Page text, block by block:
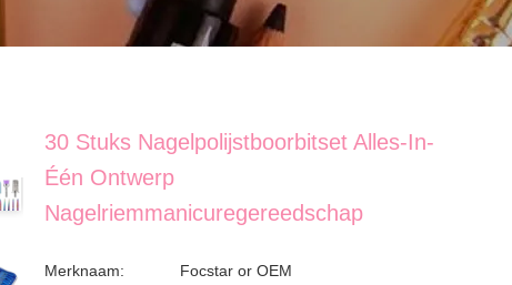
30 Stuks Nagelpolijstboorbitset Alles-In-
Één Ontwerp
Nagelriemmanicuregereedschap
Merknaam: Focstar or OEM